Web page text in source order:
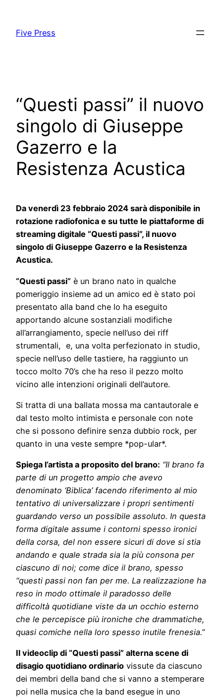
content
Five Press
“Questi passi” il nuovo
singolo di Giuseppe
Gazerro e la
Resistenza Acustica
Da venerdì 23 febbraio 2024 sarà disponibile in
rotazione radiofonica e su tutte le piattaforme di
streaming digitale “Questi passi”, il nuovo
singolo di Giuseppe Gazerro e la Resistenza
Acustica.
“Questi passi” è un brano nato in qualche
pomeriggio insieme ad un amico ed è stato poi
presentato alla band che lo ha eseguito
apportando alcune sostanziali modifiche
all’arrangiamento, specie nell’uso dei riff
strumentali, e, una volta perfezionato in studio,
specie nell’uso delle tastiere, ha raggiunto un
tocco molto 70’s che ha reso il pezzo molto
vicino alle intenzioni originali dell’autore.
Si tratta di una ballata mossa ma cantautorale e
dal testo molto intimista e personale con note
che si possono definire senza dubbio rock, per
quanto in una veste sempre *pop-ular*.
Spiega l’artista a proposito del brano: “Il brano fa
parte di un progetto ampio che avevo
denominato ‘Biblica’ facendo riferimento al mio
tentativo di universalizzare i propri sentimenti
guardando verso un possibile assoluto. In questa
forma digitale assume i contorni spesso ironici
della corsa, del non essere sicuri di dove si stia
andando e quale strada sia la più consona per
ciascuno di noi; come dice il brano, spesso
“questi passi non fan per me. La realizzazione ha
reso in modo ottimale il paradosso delle
difficoltà quotidiane viste da un occhio esterno
che le percepisce più ironiche che drammatiche,
quasi comiche nella loro spesso inutile frenesia.”
Il videoclip di “Questi passi” alterna scene di
disagio quotidiano ordinario vissute da ciascuno
dei membri della band che si vanno a stemperare
poi nella musica che la band esegue in uno